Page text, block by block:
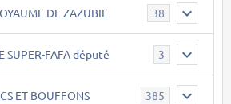
DE ZAZUBIE 38
SUPER-FAFA député 3
ET BOUFFONS 385